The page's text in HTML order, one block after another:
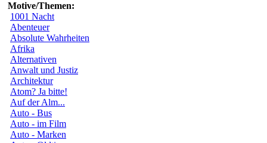
Motive/Themen:
1001 Nacht
Abenteuer
Absolute Wahrheiten
Afrika
Alternativen
Anwalt und Justiz
Architektur
Atom? Ja bitte!
Auf der Alm...
Auto - Bus
Auto - im Film
Auto - Marken